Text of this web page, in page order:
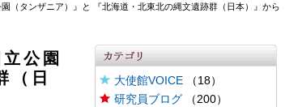
タンザニア）』と 『北海道・北東北の縄文遺跡群（日本）』から
公園
（日
大使館VOICE（18）
研究員ブログ（200）